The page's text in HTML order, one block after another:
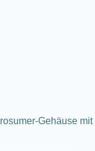
Gehäuse